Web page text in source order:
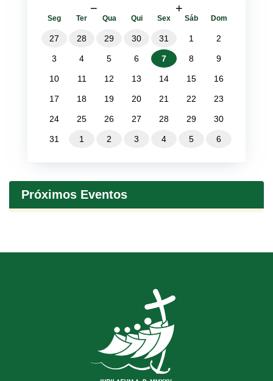
− +
Seg Ter Qua Qui Sex Sáb Dom
27 28 29 30 31 1 2
3 4 5 6 7 8 9
10 11 12 13 14 15 16
17 18 19 20 21 22 23
24 25 26 27 28 29 30
31 1 2 3 4 5 6
Próximos Eventos